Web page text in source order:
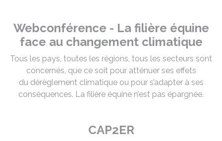
Webconférence - La filière équine
face au changement climatique
Tous les pays, toutes les régions, tous les secteurs sont
concernés, que ce soit pour atténuer ses effets
du dérèglement climatique ou pour s’adapter à ses
conséquences. La filière équine n’est pas épargnée.
CAP2ER